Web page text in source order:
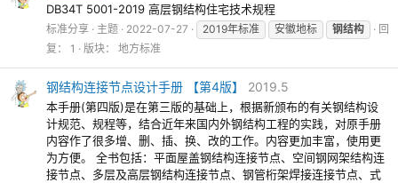
DB34T 5001-2019 高层钢结构住宅技术规程
标准分享 主题 2022-07-27 2019年标准 安徽地标 钢结构
回
复： 1
版块： 地方标准
钢结构连接节点设计手册 【第4版】 2019.5
本手册(第四版)是在第三版的基础上，根据新颁布的有关钢结构设
计规范、规程等，结合近年来国内外钢结构工程的实践，对原手册
内容作了很多增、删、插、换、改的工作。内容更加丰富，使用更
为方便。 全书包括：平面屋盖钢结构连接节点、空间钢网架结构连
接节点、多层及高层钢结构连接节点、钢管桁架焊接连接节点、式